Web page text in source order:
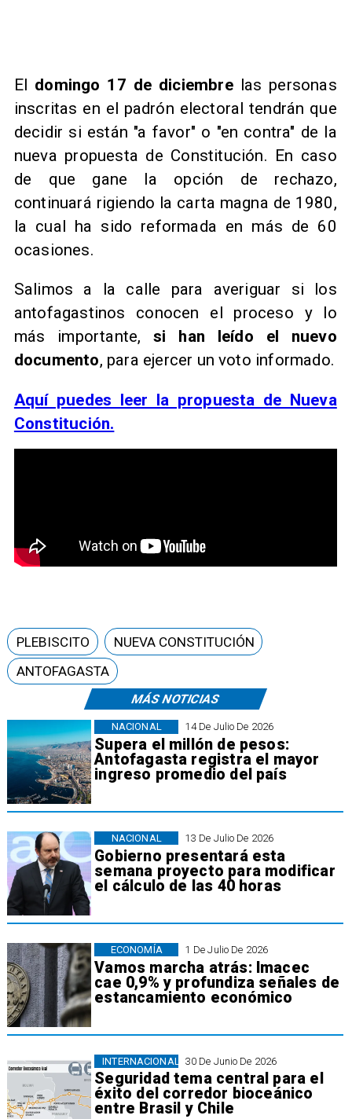
El domingo 17 de diciembrelas personas
inscritas en el padrón electoral tendrán que
decidir si están "a favor" o "en contra" de la
nueva propuesta de Constitución. En caso
de que gane la opción de rechazo,
continuará rigiendo la carta magna de 1980,
la cual ha sido reformada en más de 60
ocasiones.
Salimos a la calle para averiguar si los
antofagastinos conocen el proceso y lo
más importante,si han leído el nuevo
documento, para ejercer un voto informado.
Aquí puedes leer la propuesta de Nueva
Constitución.
MÁS NOTICIAS
14 De Julio De 2026
Supera el millón de pesos:
Antofagasta registra el mayor
ingreso promedio del país
NACIONAL
13 De Julio De 2026
Gobierno presentará esta
semana proyecto para modificar
el cálculo de las 40 horas
NACIONAL
1 De Julio De 2026
Vamos marcha atrás: Imacec
cae 0,9% y profundiza señales de
estancamiento económico
ECONOMÍA
30 De Junio De 2026
Seguridad tema central para el
éxito del corredor bioceánico
entre Brasil y Chile
INTERNACIONAL
PLEBISCITO
NUEVA CONSTITUCIÓN
ANTOFAGASTA